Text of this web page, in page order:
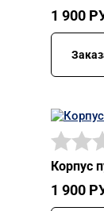
1 900
Корпус
1 900